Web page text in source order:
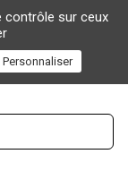
contrôle sur ceux
Personnaliser